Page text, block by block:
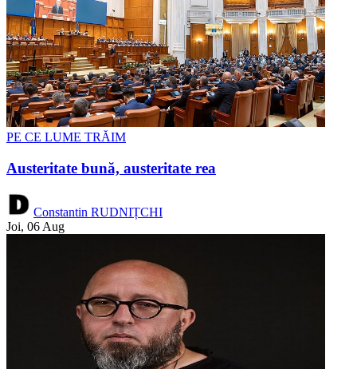
PE CE LUME TRĂIM
Austeritate bună, austeritate rea
Constantin RUDNIȚCHI
Joi, 06 Aug